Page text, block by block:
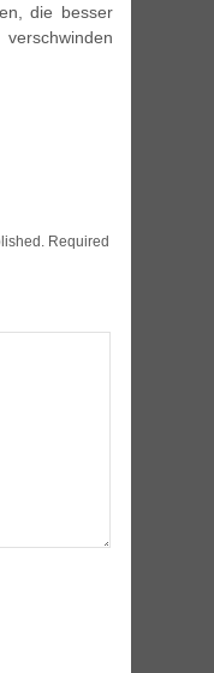
die besser
Required